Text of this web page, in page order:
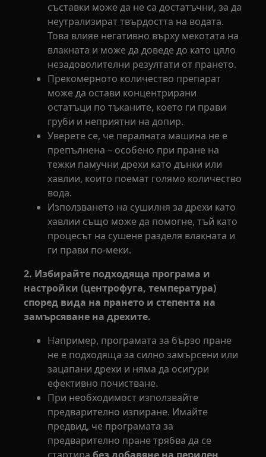
съставки може да не са достатъчни, за да
неутрализират твърдостта на водата.
Това влияе негативно върху мекотата на
влакната и може да доведе до като цяло
незадоволителни резултати от прането.
Прекомерното количество препарат
може да остави концентрирани
остатъци по тъканите, което ги прави
груби и неприятни на допир.
Уверете се, че пералната машина не е
препълнена – особено при пране на
тежки памучни дрехи като дънки или
хавлии, които поемат голямо количество
вода.
Използването на сушилня за дрехи като
хавлии също може да помогне, тъй като
процесът на сушене разделя влакната и
ги прави по-меки.
2. Избирайте подходяща програма и
настройки (центрофуга, температура)
според вида на прането и степента на
замърсяване на дрехите.
Например, програмата за бързо пране
не е подходяща за силно замърсени или
зацапани дрехи и няма да осигури
ефективно почистване.
При необходимост използвайте
предварително изпиране. Имайте
предвид, че програмата за
предварително пране трябва да се